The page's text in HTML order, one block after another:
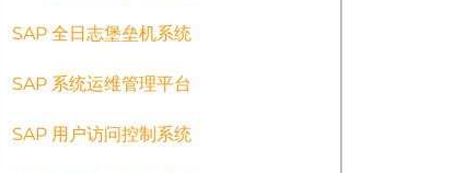
SAP 全日志堡垒机系统
SAP 系统运维管理平台
SAP 用户访问控制系统